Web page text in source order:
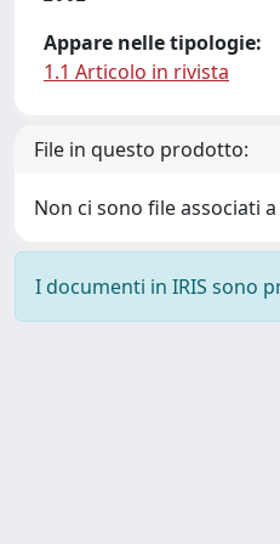
Appare nelle tipologie:
1.1 Articolo in rivista
File in questo prodotto:
Non ci sono file associati
I documenti in IRIS sono